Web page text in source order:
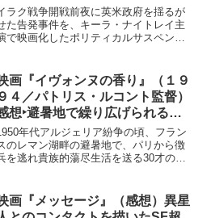
トレイ主演でイラク戦争にまつわ
国民を裏切る政府の不正を告発
実話）
ラク戦争開戦前夜に英米政府を揺るが
た告発事件を、キーラ・ナイトレイ主
で映画化したポリティカルサスペン
画『イヴォンヌの香り』（１９
９４／パトリス・ルコント監督）
想‣避暑地で繰り広げられる若
男女のひと夏の恋を官能的に描
！
年代アルジェリア紛争の頃、フラン
のレマン湖畔の避暑地で、パリから徴
を逃れ貴族的蕩尽生活を送る30才のビ
人伯爵と偽るビクトールは、イボンヌ
すぐに愛し合うようになります。ある
画『メッセージ』（感想）異星